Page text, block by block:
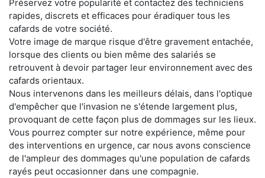
Préservez votre popularité et contactez des techniciens
rapides, discrets et efficaces pour éradiquer tous les
cafards de votre société.
Votre image de marque risque d'être gravement entachée,
lorsque des clients ou bien même des salariés se
retrouvent à devoir partager leur environnement avec des
cafards orientaux.
Nous intervenons dans les meilleurs délais, dans l'optique
d'empêcher que l'invasion ne s'étende largement plus,
provoquant de cette façon plus de dommages sur les lieux.
Vous pourrez compter sur notre expérience, même pour
des interventions en urgence, car nous avons conscience
de l'ampleur des dommages qu'une population de cafards
rayés peut occasionner dans une compagnie.